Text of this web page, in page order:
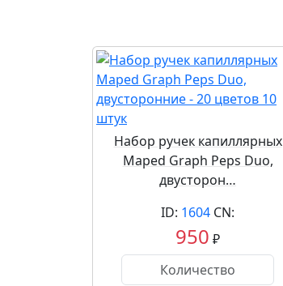
Набор ручек капиллярных
Maped Graph Peps Duo,
двусторон…
ID: 1604 CN:
950 ₽